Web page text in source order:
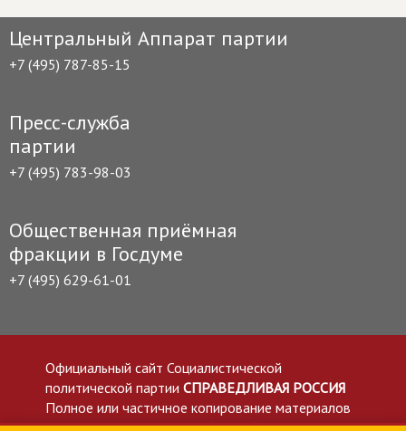
Центральный Аппарат партии
+7 (495) 787-85-15
Пресс-служба
партии
+7 (495) 783-98-03
Общественная приёмная
фракции в Госдуме
+7 (495) 629-61-01
Официальный сайт Социалистической
политической партии СПРАВЕДЛИВАЯ РОССИЯ
Полное или частичное копирование материалов
приветствуется со ссылкой на сайт spravedlivo.ru